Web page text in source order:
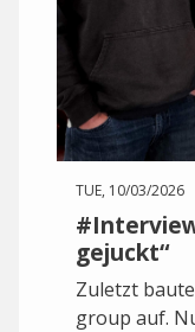
TUE, 10/03/2026
gejuckt“
Zuletzt
group auf.